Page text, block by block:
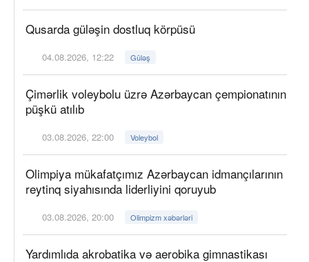
Qusarda güləşin dostluq körpüsü
04.08.2026, 12:22 Güləş
Çimərlik voleybolu üzrə Azərbaycan çempionatının
püşkü atılıb
03.08.2026, 22:00 Voleybol
Olimpiya mükafatçımız Azərbaycan idmançılarının
reytinq siyahısında liderliyini qoruyub
03.08.2026, 20:00 Olimpizm xəbərləri
Yardımlıda akrobatika və aerobika gimnastikası